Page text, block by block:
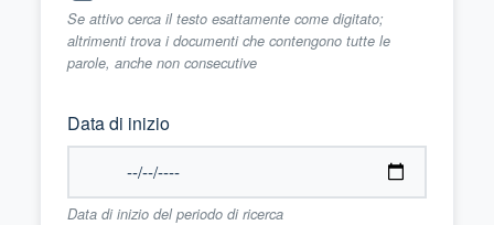
Se attivo cerca il testo esattamente come digitato;
altrimenti trova i documenti che contengono tutte le
parole, anche non consecutive
Data di inizio
Data di inizio del periodo di ricerca